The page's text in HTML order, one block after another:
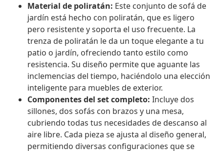
Material de poliratán: Este conjunto de sofá de
jardín está hecho con poliratán, que es ligero
pero resistente y soporta el uso frecuente. La
trenza de poliratán le da un toque elegante a tu
patio o jardín, ofreciendo tanto estilo como
resistencia. Su diseño permite que aguante las
inclemencias del tiempo, haciéndolo una elección
inteligente para muebles de exterior.
Componentes del set completo: Incluye dos
sillones, dos sofás con brazos y una mesa,
cubriendo todas tus necesidades de descanso al
aire libre. Cada pieza se ajusta al diseño general,
permitiendo diversas configuraciones que se